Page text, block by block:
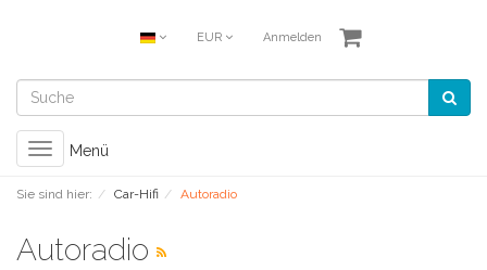
EUR Anmelden
Toggle
navigation
Menü
Sie sind hier: Car-Hifi Autoradio
Autoradio